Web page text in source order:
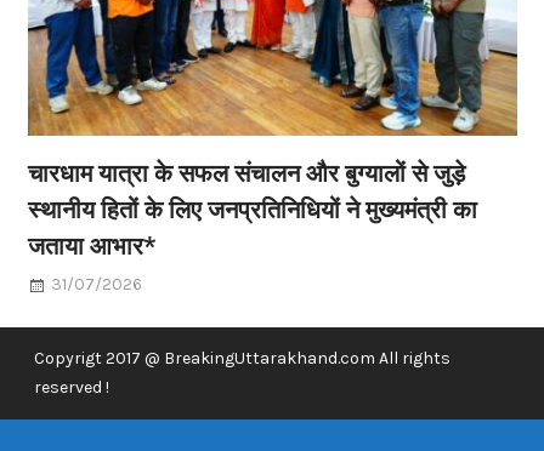
चारधाम यात्रा के सफल संचालन और बुग्यालों से जुड़े
स्थानीय हितों के लिए जनप्रतिनिधियों ने मुख्यमंत्री का
जताया आभार*
31/07/2026
Copyrigt 2017 @ BreakingUttarakhand.com All rights
reserved !